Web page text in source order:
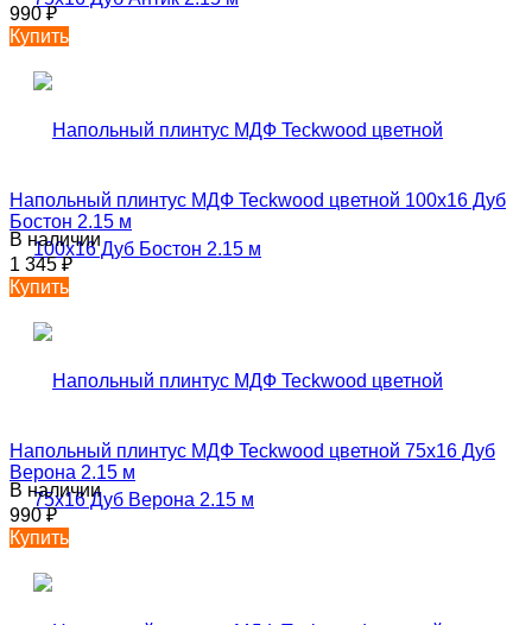
990₽
Купить
Напольный плинтус МДФ Teckwood цветной 100х16 Дуб
Бостон 2.15 м
В наличии
1 345₽
Купить
Напольный плинтус МДФ Teckwood цветной 75х16 Дуб
Верона 2.15 м
В наличии
990₽
Купить